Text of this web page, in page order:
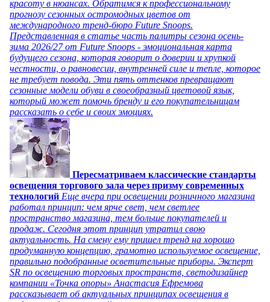
красоту в нюансах. Обратимся к профессиональному
прогнозу сезонных остромодных цветов от
международного тренд-бюро Future Snoops.
Представленная в статье часть палитры сезона осень-
зима 2026/27 от Future Snoops - эмоциональная карта
будущего сезона, которая говорит о доверии и хрупкой
честности, о равновесии, внутренней силе и тепле, которое
не требует повода. Эти пять оттенков превращают
сезонные модели обуви в своеобразный цветовой язык,
который может помочь бренду и его покупательницам
рассказать о себе и своих эмоциях.
Пересматриваем классические стандарты
освещения торгового зала через призму современных
технологий Еще вчера при освещении розничного магазина
работал принцип: чем ярче свет, чем светлее
пространство магазина, тем больше покупателей и
продаж. Сегодня этот принцип утратил свою
актуальность. На смену ему пришел тренд на хорошо
продуманную концепцию, грамотно используемое освещение,
правильно подобранные осветительные приборы. Эксперт
SR по освещению торговых пространств, светодизайнер
компании «Точка опоры» Анастасия Ефремова
рассказывает об актуальных принципах освещения в